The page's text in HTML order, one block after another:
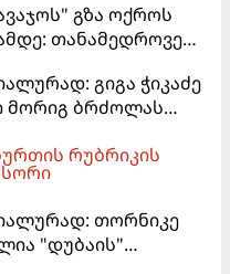
მოითხოვს
გზა ოქროს
თანამედროვე
გიგა ჭიკაძე
მორიგ ბრძოლას
რუბრიკის
თორნიკე
"დუბაის"